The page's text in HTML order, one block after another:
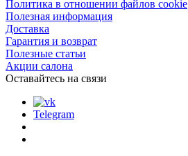
Политика в отношении файлов cookie
Полезная информация
Доставка
Гарантия и возврат
Полезные статьи
Акции салона
Оставайтесь на связи
Telegram